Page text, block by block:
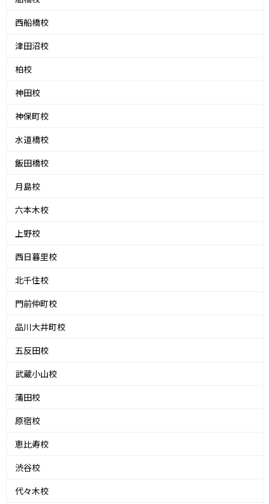
西船橋校
津田沼校
柏校
神田校
神保町校
水道橋校
飯田橋校
月島校
六本木校
上野校
西日暮里校
北千住校
門前仲町校
品川大井町校
五反田校
武蔵小山校
蒲田校
原宿校
恵比寿校
渋谷校
代々木校